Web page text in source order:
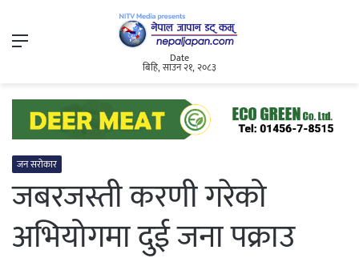
Menu
Date
बिहि, साउन २१, २०८३
जन सरोकार
जबरजस्ती करणी गरेको
अभियोगमा दुई जना पक्राउ